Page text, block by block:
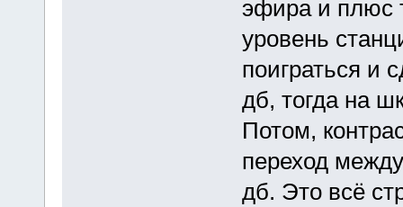
эфира и плюс
уровень
поиграться и
дб, тогда на
Потом,
переход
дб. Это всё